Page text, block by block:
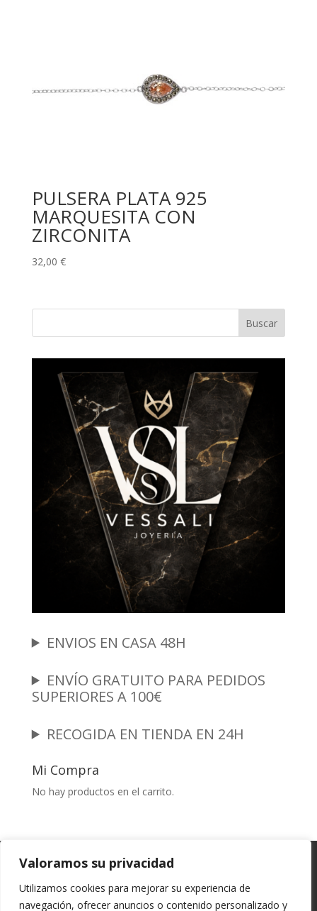
Valoramos su privacidad
Utilizamos cookies para mejorar su experiencia de
navegación, ofrecer anuncios o contenido personalizado y
PULSERA PLATA 925
MARQUESITA CON
ZIRCONITA
32,00 €
Buscar
ENVIOS EN CASA 48H
ENVÍO GRATUITO PARA PEDIDOS
SUPERIORES A 100€
RECOGIDA EN TIENDA EN 24H
Mi Compra
No hay productos en el carrito.
Garantia y Autenticidad
Política de Privacidad
Políticas de Cookies